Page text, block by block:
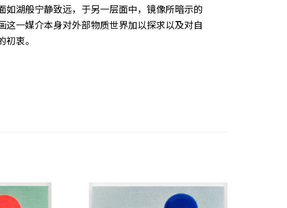
如湖般宁静致远，于另一层面中，镜像所暗示的
这一媒介本身对外部物质世界加以探求以及对自
衷。